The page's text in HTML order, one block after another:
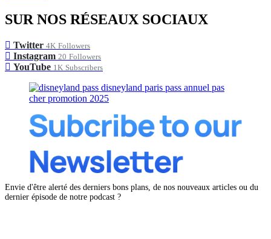
SUR NOS RÉSEAUX SOCIAUX
Twitter 4K Followers
Instagram 20 Followers
YouTube 1K Subscribers
Envie d'être alerté des derniers bons plans, de nos nouveaux articles ou du
dernier épisode de notre podcast ?